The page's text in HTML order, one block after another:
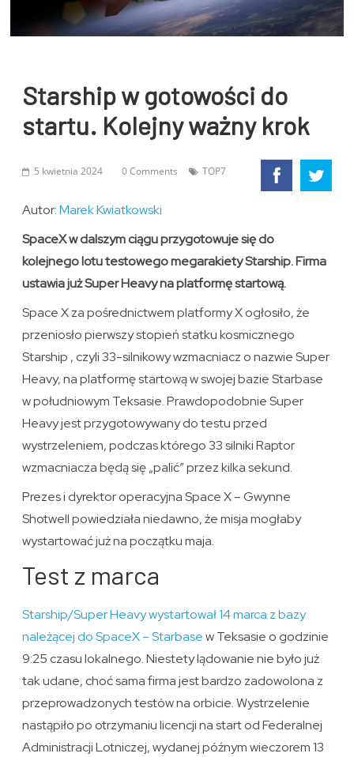
Starship w gotowości do
startu. Kolejny ważny krok
5 kwietnia 2024 0 Comments TOP7
Autor:Marek Kwiatkowski
SpaceX w dalszym ciągu przygotowuje się do
kolejnego lotu testowego megarakiety Starship. Firma
ustawia już Super Heavy na platformę startową.
Space X za pośrednictwem platformy X ogłosiło, że
przeniosło pierwszy stopień statku kosmicznego
Starship , czyli 33-silnikowy wzmacniacz o nazwie Super
Heavy, na platformę startową w swojej bazie Starbase
w południowym Teksasie. Prawdopodobnie Super
Heavy jest przygotowywany do testu przed
wystrzeleniem, podczas którego 33 silniki Raptor
wzmacniacza będą się „palić” przez kilka sekund.
Prezes i dyrektor operacyjna Space X – Gwynne
Shotwell powiedziała niedawno, że misja mogłaby
wystartować już na początku maja.
Test z marca
Starship/Super Heavy wystartował 14 marca z bazy
należącej do SpaceX – Starbasew Teksasie o godzinie
9:25 czasu lokalnego. Niestety lądowanie nie było już
tak udane, choć sama firma jest bardzo zadowolona z
przeprowadzonych testów na orbicie. Wystrzelenie
nastąpiło po otrzymaniu licencji na start od Federalnej
Administracji Lotniczej, wydanej późnym wieczorem 13